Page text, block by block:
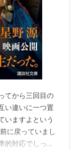
てから三回目の
い違いに一つ置
いますよという
に戻っていまし
的対応でしっか